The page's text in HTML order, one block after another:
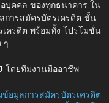
บุคคล ของทุกธนาคาร ใน
การสมัครบัตรเครดิต ขั้น
ครดิต พร้อมทั้ง โปรโมชั่น
ๆ
โดยทีมงานมืออาชีพ
อมูลการสมัครบัตรเครดิต